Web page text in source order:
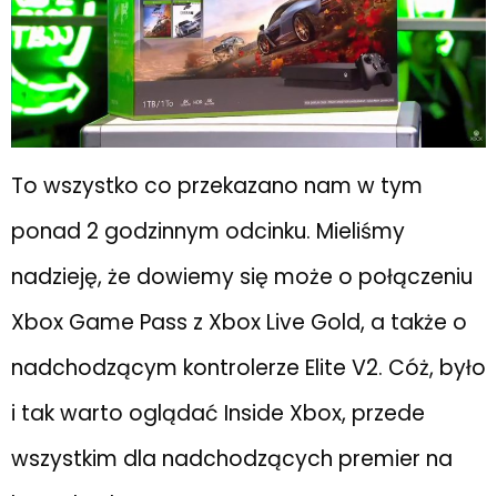
To wszystko co przekazano nam w tym
ponad 2 godzinnym odcinku. Mieliśmy
nadzieję, że dowiemy się może o połączeniu
Xbox Game Pass z Xbox Live Gold, a także o
nadchodzącym kontrolerze Elite V2. Cóż, było
i tak warto oglądać Inside Xbox, przede
wszystkim dla nadchodzących premier na